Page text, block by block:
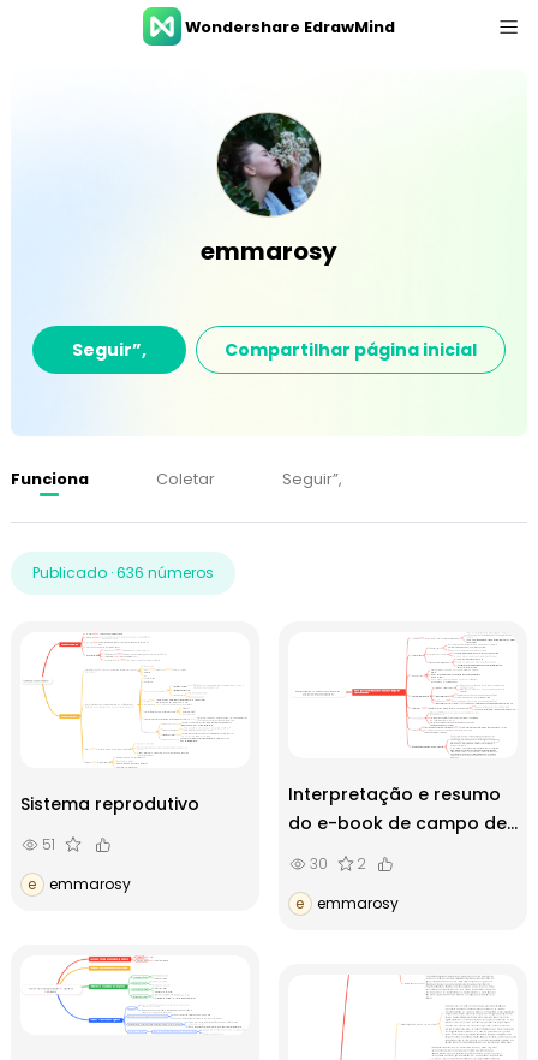
Wondershare EdrawMind
Conecte-se
FAZER LOGIN
emmarosy
Seguir”, Compartilhar página inicial
Funciona Coletar Seguir”,
Publicado · 636 números
Sistema reprodutivo
51
e
emmarosy
Interpretação e resumo
do e-book de campo de
relacionamento
30
2
e
emmarosy